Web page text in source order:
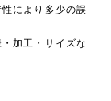
により多少の誤
加工・サイズな